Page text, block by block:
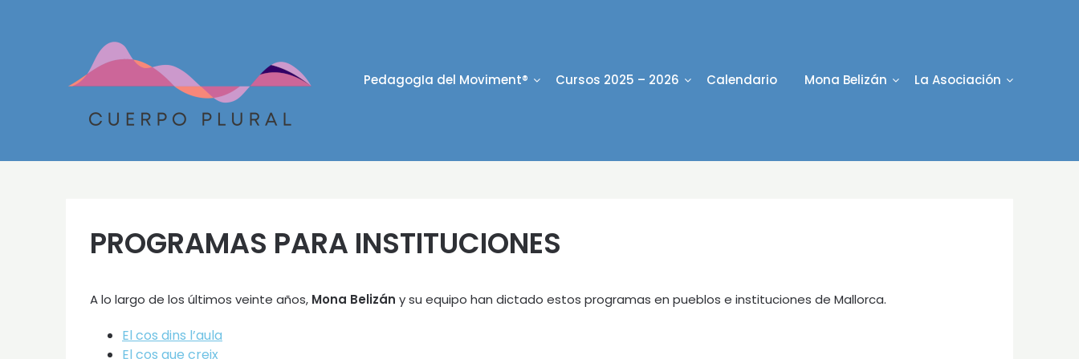
PedagogIa del Moviment® Cursos 2025 – 2026 Calendario Mona Belizán La Asociación
PROGRAMAS PARA INSTITUCIONES
A lo largo de los últimos veinte años, Mona Belizán y su equipo han dictado estos programas en pueblos e instituciones de Mallorca.
El cos dins l’aula
El cos que creix